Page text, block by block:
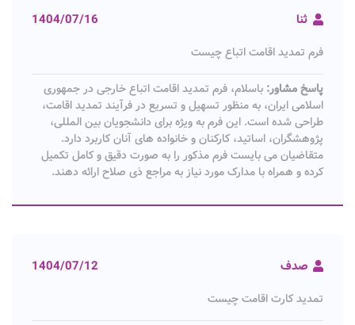
ثنا 1404/07/16
فرم تمدید اقامت اتباع چیست
پاسخ مشاور: باسلام، فرم تمدید اقامت اتباع خارجی در جمهوری
اسلامی ایران، به منظور تسهیل و تسریع در فرآیند تمدید اقامت،
طراحی شده است. این فرم به ویژه برای دانشجویان بین المللی،
پژوهشگران، اساتید، کارکنان و خانواده های آنان کاربرد دارد.
متقاضیان می بایست فرم مذکور را به صورت دقیق و کامل تکمیل
کرده و همراه با مدارک مورد نیاز به مراجع ذی صلاح ارائه دهند.
صدف 1404/07/12
تمدید کارت اقامت چیست